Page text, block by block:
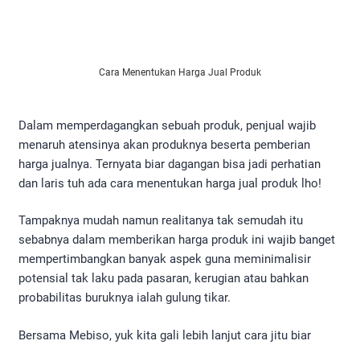
Cara Menentukan Harga Jual Produk
Dalam memperdagangkan sebuah produk, penjual wajib
menaruh atensinya akan produknya beserta pemberian
harga jualnya. Ternyata biar dagangan bisa jadi perhatian
dan laris tuh ada cara menentukan harga jual produk lho!
Tampaknya mudah namun realitanya tak semudah itu
sebabnya dalam memberikan harga produk ini wajib banget
mempertimbangkan banyak aspek guna meminimalisir
potensial tak laku pada pasaran, kerugian atau bahkan
probabilitas buruknya ialah gulung tikar.
Bersama Mebiso, yuk kita gali lebih lanjut cara jitu biar